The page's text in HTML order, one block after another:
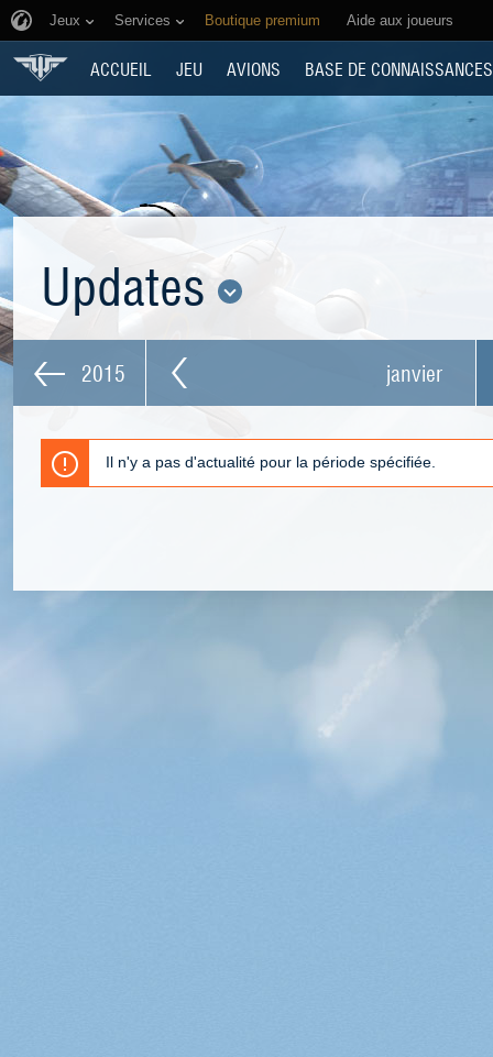
Jeux Services Boutique premium Aide aux joueurs
ACCUEIL JEU AVIONS BASE DE CONNAISSANCES
Updates
2015 janvier
Il n'y a pas d'actualité pour la période spécifiée.